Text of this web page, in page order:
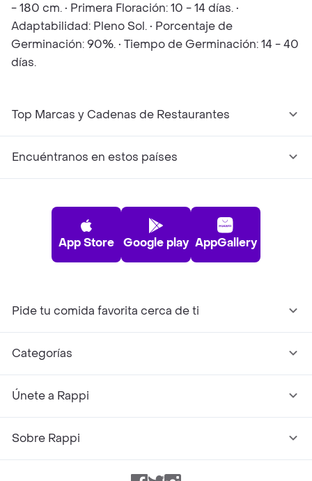
- 180 cm. • Primera Floración: 10 - 14 días. •
Adaptabilidad: Pleno Sol. • Porcentaje de
Germinación: 90%. • Tiempo de Germinación: 14 - 40
días.
Top Marcas y Cadenas de Restaurantes
Encuéntranos en estos países
App Store Google play AppGallery
Pide tu comida favorita cerca de ti
Categorías
Únete a Rappi
Sobre Rappi